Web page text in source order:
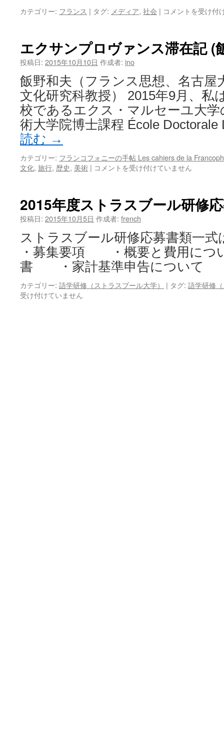
カテゴリー: フランス | タグ: メディア, 社会 | コメントを受け付
エクサンプロヴァンス滞在記 (
投稿日: 2015年10月10日 作成者: ino
飯野和夫（フランス思想、名古屋
文化研究科教授） 2015年9月、私
校であるエクス・マルセーユ大学
術大学院博士課程 École
読む →
カテゴリー: フランコフォニーの手帖 Les cahiers de la
文化, 旅行, 歴史, 美術 | コメントを受け付けていません
2015年度ストラスブール研修
投稿日: 2015年10月5日 作成者: french
ストラスブール研修応募書類一
・募集要項 ・概要と費用に
書 ・家計基準申告について
カテゴリー: 語学研修（ストラスブール大学） | タグ: 語学研修
受け付けていません